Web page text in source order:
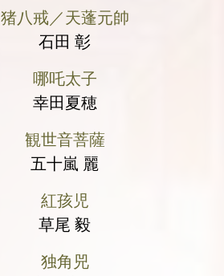
猪八戒／天蓬元帥
石田 彰
哪吒太子
幸田夏穂
観世音菩薩
五十嵐 麗
紅孩児
草尾 毅
独角兕